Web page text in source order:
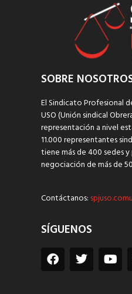
SOBRE
El Sindicato Profesional
USO (Unión sindical
representación a nivel
11.000 representantes
tiene más de 400 sedes
negociación de más de
Contáctanos:
SÍGUENOS